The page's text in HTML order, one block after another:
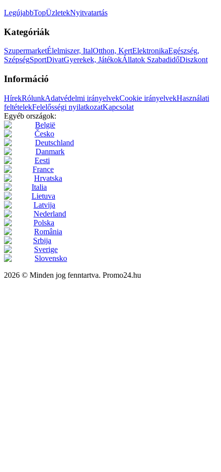
LegújabbTopÜzletekNyitvatartás
Kategóriák
SzupermarketÉlelmiszer, ItalOtthon, KertElektronikaEgészség,
SzépségSportDivatGyerekek, JátékokÁllatok SzabadidőDiszkont
Információ
HírekRólunkAdatvédelmi irányelvekCookie irányelvekHasználati
feltételekFelelősségi nyilatkozatKapcsolat
Egyéb országok:
België
Česko
Deutschland
Danmark
Eesti
France
Hrvatska
Italia
Lietuva
Latvija
Nederland
Polska
România
Srbija
Sverige
Slovensko
2026 © Minden jog fenntartva. Promo24.hu